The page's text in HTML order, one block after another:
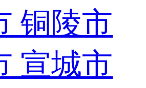
铜陵市
宣城市